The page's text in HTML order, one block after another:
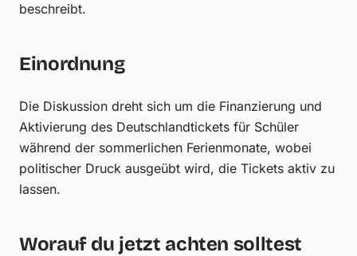
beschreibt.
Einordnung
Die Diskussion dreht sich um die Finanzierung und
Aktivierung des Deutschlandtickets für Schüler
während der sommerlichen Ferienmonate, wobei
politischer Druck ausgeübt wird, die Tickets aktiv zu
lassen.
Worauf du jetzt achten solltest